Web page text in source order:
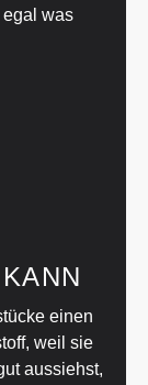
egal was
einen
weil sie
aussiehst,